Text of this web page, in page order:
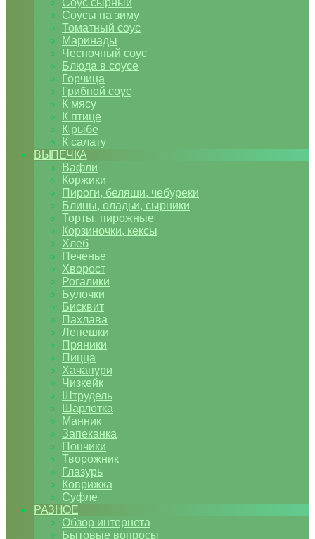
Соус сырный
Соусы на зиму
Томатный соус
Маринады
Чесночный соус
Блюда в соусе
Горчица
Грибной соус
К мясу
К птице
К рыбе
К салату
ВЫПЕЧКА
Вафли
Коржики
Пироги, беляши, чебуреки
Блины, оладьи, сырники
Торты, пирожные
Корзиночки, кексы
Хлеб
Печенье
Хворост
Рогалики
Булочки
Бисквит
Пахлава
Лепешки
Пряники
Пицца
Хачапури
Чизкейк
Штрудель
Шарлотка
Манник
Запеканка
Пончики
Творожник
Глазурь
Коврижка
Суфле
РАЗНОЕ
Обзор интернета
Бытовые вопросы